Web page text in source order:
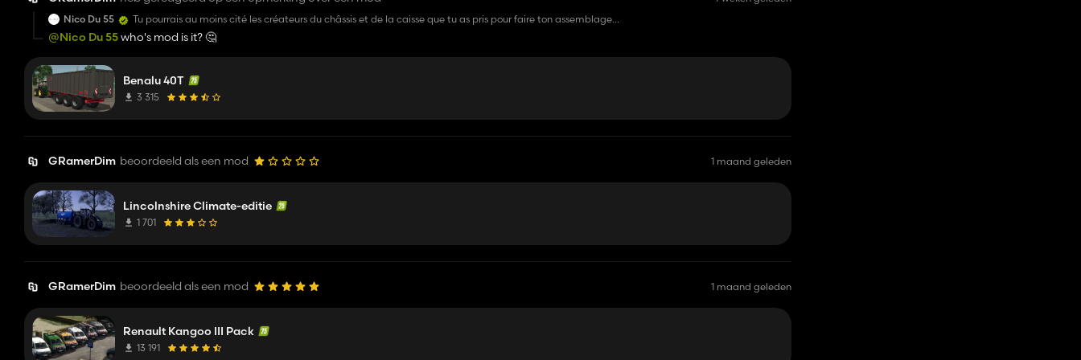
Nico Du 55
Tu pourrais au moins cité les créateurs du châssis et de la caisse que tu as pris pour faire ton assemblage...
@Nico Du 55who's mod is it? 🤔
Benalu 40T
3 315
GRamerDim beoordeeld als een mod 1 maand geleden
Lincolnshire Climate-editie
1 701
GRamerDim beoordeeld als een mod 1 maand geleden
Renault Kangoo III Pack
13 191